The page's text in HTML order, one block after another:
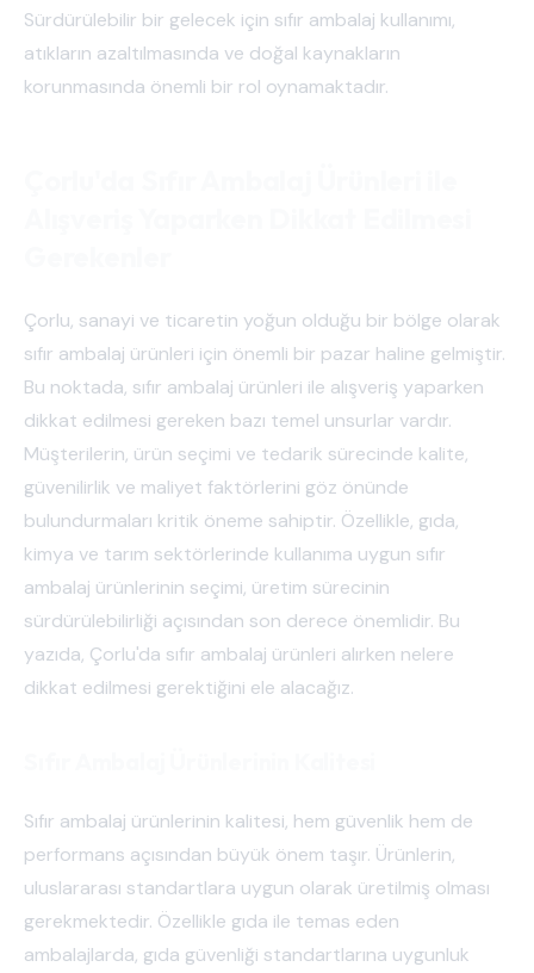
Sürdürülebilir bir gelecek için sıfır ambalaj kullanımı,
atıkların azaltılmasında ve doğal kaynakların
korunmasında önemli bir rol oynamaktadır.
Çorlu, sanayi ve ticaretin yoğun olduğu bir bölge olarak
sıfır ambalaj ürünleri için önemli bir pazar haline gelmiştir.
Bu noktada, sıfır ambalaj ürünleri ile alışveriş yaparken
dikkat edilmesi gereken bazı temel unsurlar vardır.
Müşterilerin, ürün seçimi ve tedarik sürecinde kalite,
güvenilirlik ve maliyet faktörlerini göz önünde
bulundurmaları kritik öneme sahiptir. Özellikle, gıda,
kimya ve tarım sektörlerinde kullanıma uygun sıfır
ambalaj ürünlerinin seçimi, üretim sürecinin
sürdürülebilirliği açısından son derece önemlidir. Bu
yazıda, Çorlu'da sıfır ambalaj ürünleri alırken nelere
dikkat edilmesi gerektiğini ele alacağız.
Sıfır ambalaj ürünlerinin kalitesi, hem güvenlik hem de
performans açısından büyük önem taşır. Ürünlerin,
uluslararası standartlara uygun olarak üretilmiş olması
gerekmektedir. Özellikle gıda ile temas eden
ambalajlarda, gıda güvenliği standartlarına uygunluk